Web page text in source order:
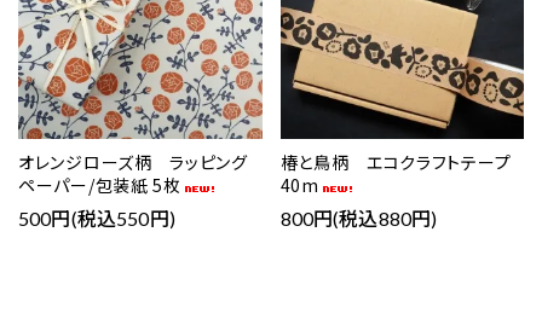
オレンジローズ柄 ラッピング
ペーパー/包装紙 5枚
500円(税込550円)
椿と鳥柄 エコクラフトテープ
40m
800円(税込880円)